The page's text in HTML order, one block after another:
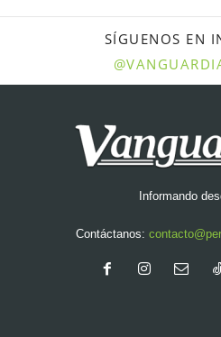
SÍGUENOS EN
Informando
Contáctanos: